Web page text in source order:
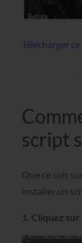
Télécharger
script
Que ce soit
installer un
1. Cliquez sur